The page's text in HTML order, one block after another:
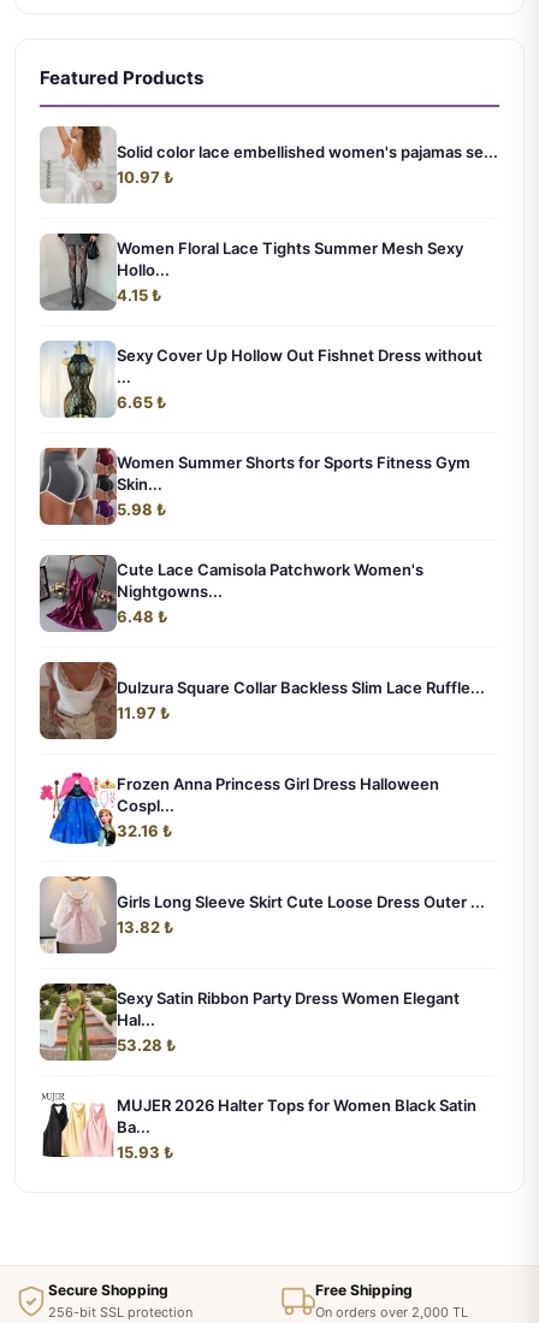
Featured Products
Solid color lace embellished women's pajamas se...
10.97 ₺
Women Floral Lace Tights Summer Mesh Sexy
Hollo...
4.15 ₺
Sexy Cover Up Hollow Out Fishnet Dress without
...
6.65 ₺
Women Summer Shorts for Sports Fitness Gym
Skin...
5.98 ₺
Cute Lace Camisola Patchwork Women's
Nightgowns...
6.48 ₺
Dulzura Square Collar Backless Slim Lace Ruffle...
11.97 ₺
Frozen Anna Princess Girl Dress Halloween
Cospl...
32.16 ₺
Girls Long Sleeve Skirt Cute Loose Dress Outer ...
13.82 ₺
Sexy Satin Ribbon Party Dress Women Elegant
Hal...
53.28 ₺
MUJER 2026 Halter Tops for Women Black Satin
Ba...
15.93 ₺
Secure Shopping
256-bit SSL protection
Free Shipping
On orders over 2,000 TL